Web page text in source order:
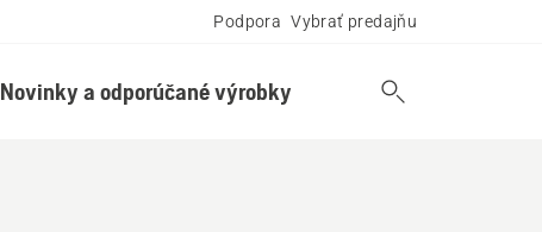
Podpora Vybrať predajňu
Novinky a odporúčané výrobky